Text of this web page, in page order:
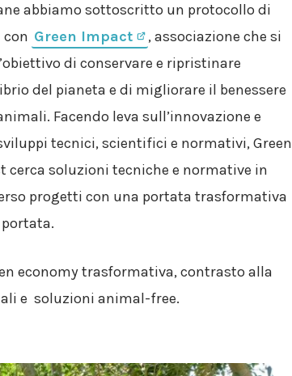
abbiamo sottoscritto un protocollo di
con Green Impact
, associazione che si
di conservare e ripristinare
del pianeta e di migliorare il benessere
Facendo leva sull’innovazione e
tecnici, scientifici e normativi, Green
cerca soluzioni tecniche e normative in
progetti con una portata trasformativa
economy trasformativa, contrasto alla
e soluzioni animal-free.